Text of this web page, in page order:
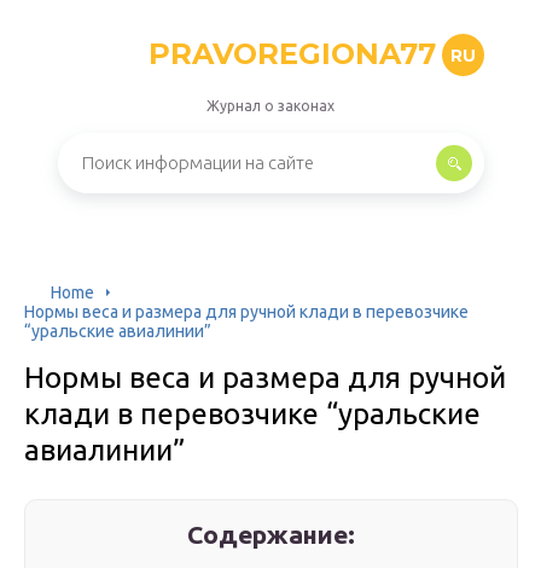
PRAVOREGIONA77 RU
Журнал о законах
Home
Нормы веса и размера для ручной клади в перевозчике
“уральские авиалинии”
Нормы веса и размера для ручной
клади в перевозчике “уральские
авиалинии”
Содержание: